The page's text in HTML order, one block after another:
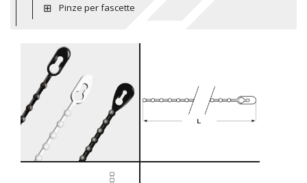
Pinze per fascette